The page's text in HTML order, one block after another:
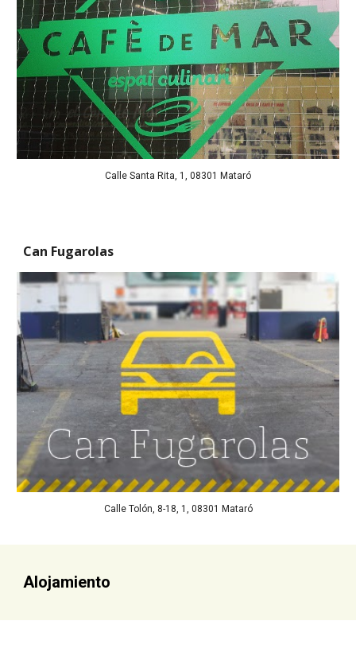
Calle Santa Rita, 1, 08301 Mataró
Can Fugarolas
Calle Tolón, 8-18, 1, 08301 Mataró
Alojamiento